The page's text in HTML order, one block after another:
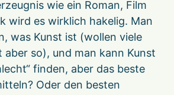
wie ein Roman, Film
wird es wirklich hakelig. Man
was Kunst ist (wollen viele
so), und man kann Kunst
finden, aber das beste
Oder den besten